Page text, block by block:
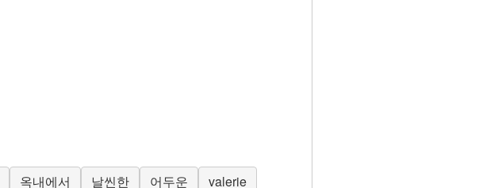
옥내에서 날씬한 어두운
valerie